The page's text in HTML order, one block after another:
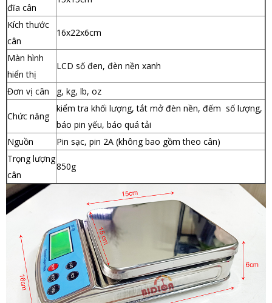
đĩa cân
Kích thước
cân
16x22x6cm
Màn hình
hiển thị
LCD số đen, đèn nền xanh
Đơn vị cân g, kg, lb, oz
Chức năng
kiểm tra khối lượng, tắt mở đèn nền, đếm số lượng,
báo pin yếu, báo quá tải
Nguồn
Pin sạc, pin 2A (không bao gồm theo cân)
Trọng lượng
cân
850g